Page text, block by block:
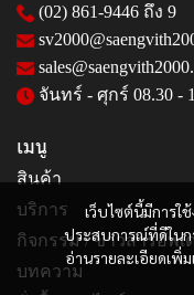
เว็บไซต์นี้มีการใ
ประสบการณ์ที่ดีในก
อ่านรายละเอียดเพิ่
(02) 861-9446 ถึง 9
จันทร์ - ศุกร์ 08.30 -
เมนู
สินค้า
บริการ
กิจกรรม / ข่าวสารอัพเ
บทความ